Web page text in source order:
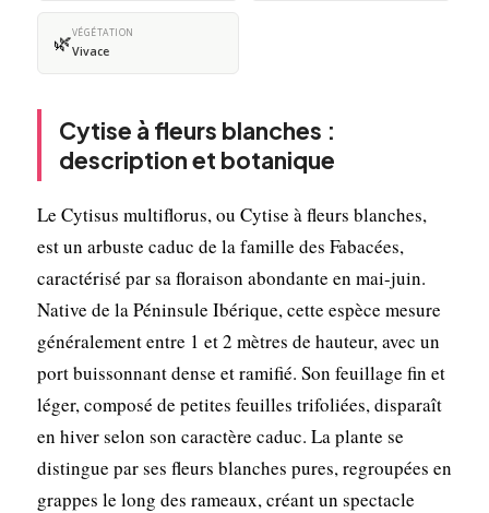
🌿VÉGÉTATION
Vivace
Cytise à fleurs blanches :
description et botanique
Le Cytisus multiflorus, ou Cytise à fleurs blanches,
est un arbuste caduc de la famille des Fabacées,
caractérisé par sa floraison abondante en mai-juin.
Native de la Péninsule Ibérique, cette espèce mesure
généralement entre 1 et 2 mètres de hauteur, avec un
port buissonnant dense et ramifié. Son feuillage fin et
léger, composé de petites feuilles trifoliées, disparaît
en hiver selon son caractère caduc. La plante se
distingue par ses fleurs blanches pures, regroupées en
grappes le long des rameaux, créant un spectacle